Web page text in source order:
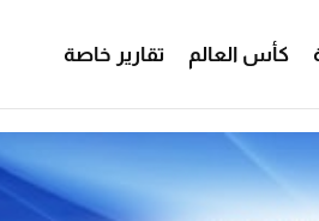
كأس العالم تقارير خاصة